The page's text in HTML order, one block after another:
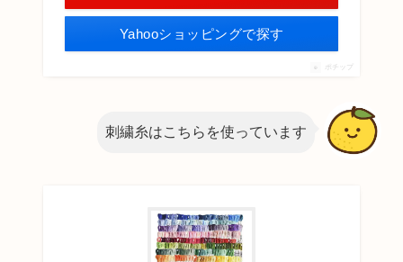
Yahooショッピングで探す
ポチップ
刺繍糸はこちらを使っています